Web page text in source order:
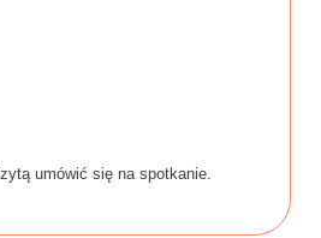
umówić się na spotkanie.